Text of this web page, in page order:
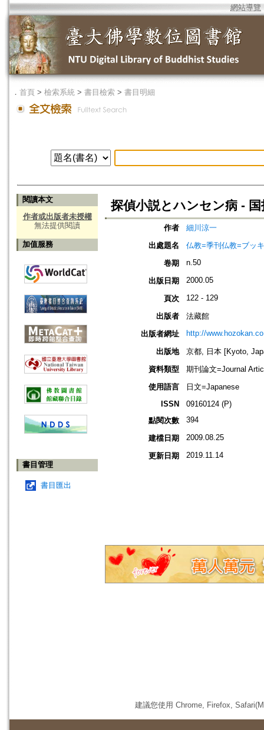
網站導覽
． 首頁 > 檢索系統 > 書目檢索 > 書目明細
閱讀本文
作者或出版者未授權
無法提供閱讀
加值服務
書目管理
書目匯出
探偵小説とハンセン病 -
作者
細川涼一
出處題名
仏教=季刊仏教=ブッ
卷期
n.50
出版日期 2000.05
頁次 122 - 129
出版者
法藏館
出版者網址
http://
出版地
京都, 日本 [Kyoto,
資料類型
期刊論文=Journal
使用語言
日文=Japanese
ISSN
09160124 (P)
點閱次數
394
建檔日期 2009.08.25
更新日期 2019.11.14
建議您使用 Chrome, Firefox,